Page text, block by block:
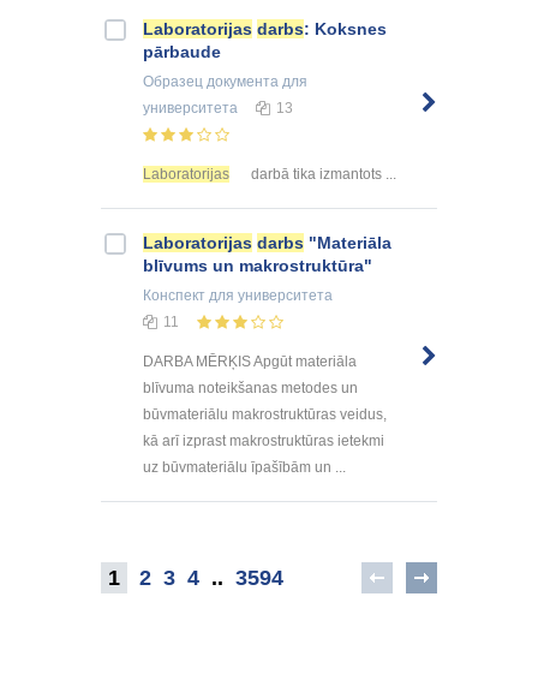
Laboratorijas darbs: Koksnes
pārbaude
Образец документа для
университета
13
Laboratorijas darbā tika izmantots ...
Laboratorijas darbs "Materiāla
blīvums un makrostruktūra"
Конспект для университета
11
DARBA MĒRĶIS Apgūt materiāla
blīvuma noteikšanas metodes un
būvmateriālu makrostruktūras veidus,
kā arī izprast makrostruktūras ietekmi
uz būvmateriālu īpašībām un ...
1 2 3 4 .. 3594